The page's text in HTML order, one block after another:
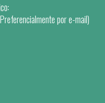
por e-mail)